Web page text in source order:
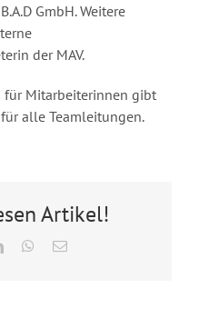
GmbH. Weitere
der MAV.
für Mitarbeiterinnen gibt
alle Teamleitungen.
Artikel!
LinkedInWhatsApp
E-